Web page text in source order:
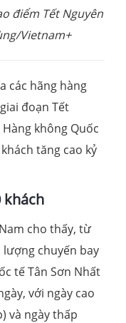
điểm Tết Nguyên
Vietnam+
các hãng hàng
đoạn Tết
không Quốc
tăng cao kỷ
khách
cho thấy, từ
lượng chuyến bay
tế Tân Sơn Nhất
với ngày cao
và ngày thấp